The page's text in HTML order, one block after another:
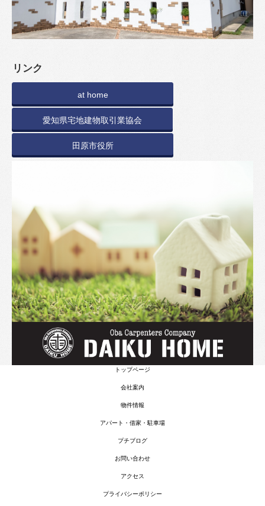
リンク
at home
愛知県宅地建物取引業協会
田原市役所
トップページ
会社案内
物件情報
アパート・借家・駐車場
プチブログ
お問い合わせ
アクセス
プライバシーポリシー